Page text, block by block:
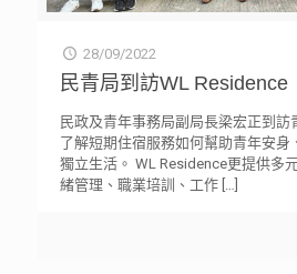
28/09/2022
民青局到訪WL Residence
民政及青年事務局副局長梁宏正到訪
了解短期住宿服務如何幫助青年安身
獨立生活。 WL Residence更提供多
緒管理、職業培訓、工作[…]